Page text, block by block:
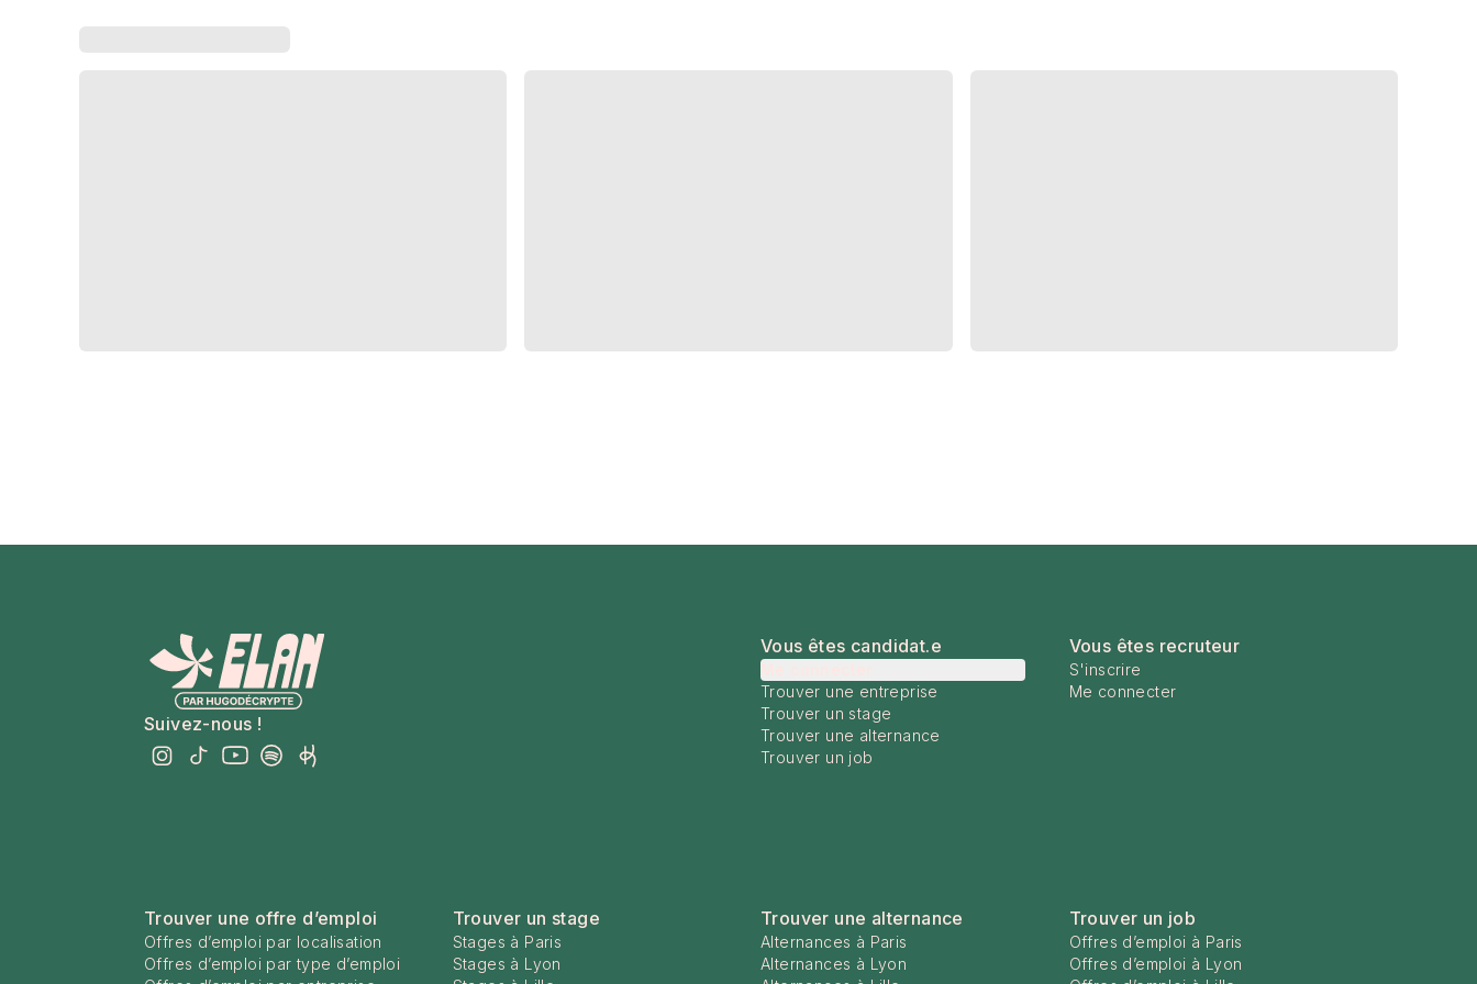
Suivez-nous !
Vous êtes candidat.e
Trouver une entreprise
Trouver un stage
Trouver une alternance
Trouver un job
Vous êtes recruteur
S'inscrire
Me connecter
Trouver une offre d’emploi
Offres d’emploi par localisation
Offres d’emploi par type d’emploi
Trouver un stage
Stages à Paris
Stages à Lyon
Trouver une alternance
Alternances à Paris
Alternances à Lyon
Trouver un job
Offres d’emploi à Paris
Offres d’emploi à Lyon